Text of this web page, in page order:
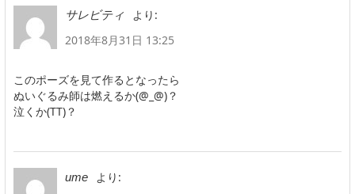
サレビティ
より:
2018年8月31日 13:25
このポーズを見て作るとなったら
ぬいぐるみ師は燃えるか(@_@)？
泣くか(TT)？
ume
より: